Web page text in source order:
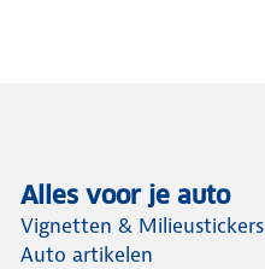
Alles voor je auto
Vignetten & Milieustickers
Auto artikelen